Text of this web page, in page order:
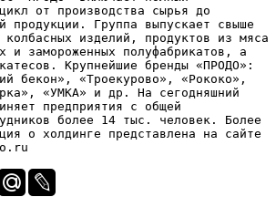
от производства сырья до
продукции. Группа выпускает свыше
колбасных изделий, продуктов из мяса
и замороженных полуфабрикатов, а
Крупнейшие бренды «ПРОДО»:
бекон», «Троекурово», «Рококо»,
«УМКА» и др. На сегодняшний
предприятия с общей
более 14 тыс. человек. Более
о холдинге представлена на сайте